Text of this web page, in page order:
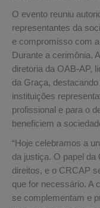
O evento reuniu
representantes da
e compromisso com
Durante a cerimônia,
diretoria da OAB-AP,
da Graça,
instituições
profissional e para o
beneficiem a
“Hoje celebramos a
da justiça. O papel da
direitos, e o CRCAP
que for necessário. A
se complementam e